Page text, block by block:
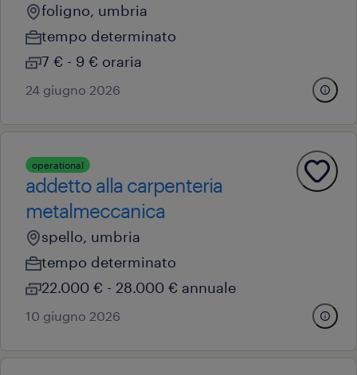
foligno, umbria
tempo determinato
7 € - 9 € oraria
24 giugno 2026
operational
addetto alla carpenteria
metalmeccanica
spello, umbria
tempo determinato
22.000 € - 28.000 € annuale
10 giugno 2026